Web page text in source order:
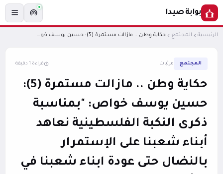
بوابة صيدا
الرئيسية المجتمع حكاية وطن .. مازالت مستمرة (5): حسين يوسف خواص: "بمناسبة ذكرى النكبة الفلسطينية نعاهد أبناء شعبنا على الإستمرار بالنضال حتى عودة ابناء شعبنا في الشتات إلى فلسطين التاريخية"
المجتمع مرئيات قراءة 1 دقيقة
حكاية وطن .. مازالت مستمرة (5):
حسين يوسف خواص: "بمناسبة
ذكرى النكبة الفلسطينية نعاهد
أبناء شعبنا على الإستمرار
بالنضال حتى عودة ابناء شعبنا في